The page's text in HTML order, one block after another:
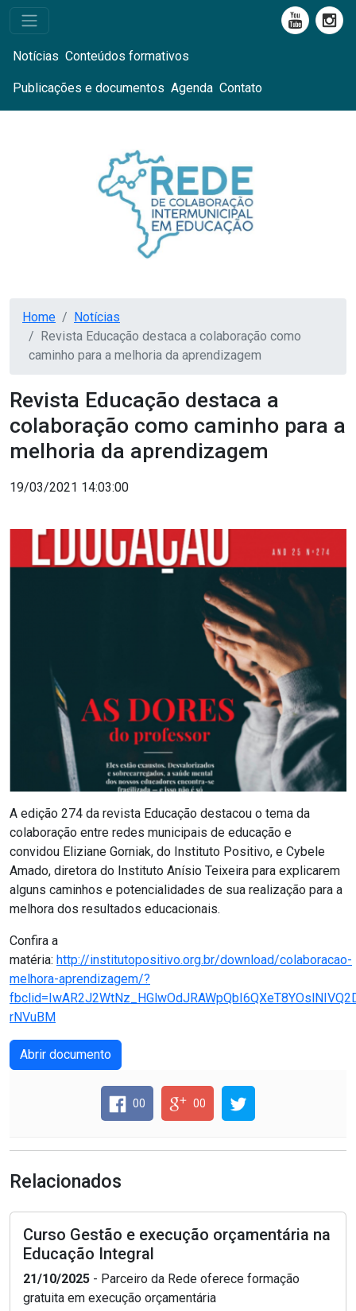
Notícias Conteúdos formativos
Publicações e documentos Agenda Contato
Home
Notícias
Revista Educação destaca a colaboração como
caminho para a melhoria da aprendizagem
Revista Educação destaca a
colaboração como caminho para a
melhoria da aprendizagem
19/03/2021 14:03:00
A edição 274 da revista Educação destacou o tema da
colaboração entre redes municipais de educação e
convidou Eliziane Gorniak, do Instituto Positivo, e Cybele
Amado, diretora do Instituto Anísio Teixeira para explicarem
alguns caminhos e potencialidades de sua realização para a
melhora dos resultados educacionais.
Confira a
matéria: http://institutopositivo.org.br/download/colaboracao-
melhora-aprendizagem/?
rNVuBM
Abrir documento
00 00
Relacionados
Curso Gestão e execução orçamentária na
Educação Integral
21/10/2025 - Parceiro da Rede oferece formação
gratuita em execução orçamentária